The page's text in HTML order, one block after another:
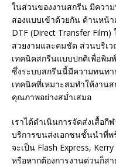
ในส่วนของงานสกรีน มีควา
สองแบบเข้าด้วยกัน ด้านหน้า
DTF (Direct Transfer
สวยงามและคมชัด ส่วนบริเ
เทคนิคสกรีนแบบปกติเพื่อพิ
ซึ่งระบบสกรีนนี้มีความทนท
เทคนิคที่เหมาะสมทำให้งาน
คุณภาพอย่างสม่ำเสมอ
เราได้ดำเนินการจัดส่งเสื้อ
บริการขนส่งเอกชนชั้นนำที่พ
จะเป็น Flash Express,
หรือหากต้องการงานด่วนก็ส